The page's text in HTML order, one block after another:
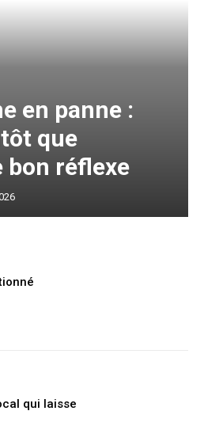
en panne :
que
bon réflexe
qui laisse